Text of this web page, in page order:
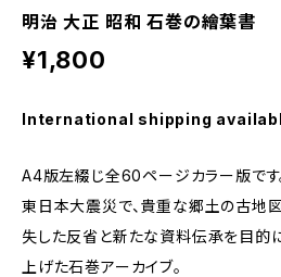
明治 大正 昭和 石巻の繪葉書
¥1,800
International shipping
A4版左綴じ全60ページカラー版です
東日本大震災で、貴重な郷土の古地
失した反省と新たな資料伝承を目的
上げた石巻アーカイブ。